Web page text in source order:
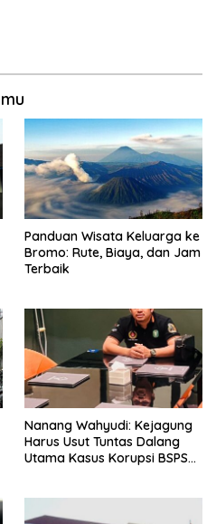
Panduan Wisata Keluarga ke
Bromo: Rute, Biaya, dan Jam
Terbaik
Nanang Wahyudi: Kejagung
Harus Usut Tuntas Dalang
Utama Kasus Korupsi BSPS